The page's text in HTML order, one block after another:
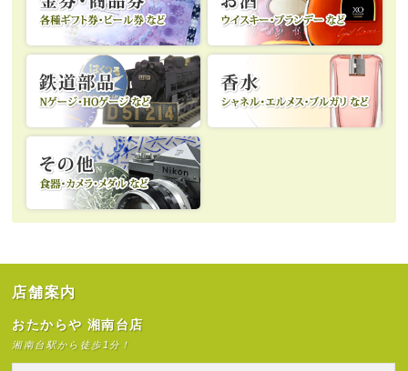
店舗案内
おたからや 湘南台店
湘南台駅から徒歩1分！